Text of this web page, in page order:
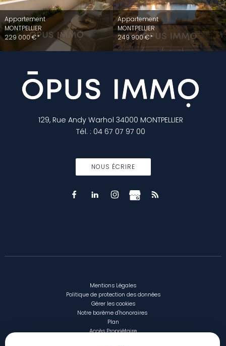
Appartement
MONTPELLIER
229 000 €*
Appartement
MONTPELLIER
249 900 €*
129, Rue Andy Warhol 34000 MONTPELLIER
Tél. : 04 67 07 97 00
NOUS ÉCRIRE
Mentions Légales
Politique de protection des données
Gérer les cookies
Notre barème d'honoraires
Plan
Accès Propriétaire